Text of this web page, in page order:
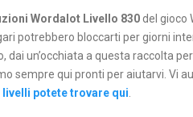
Wordalot Livello 830 del gioco
potrebbero bloccarti per giorni
dai un’occhiata a questa raccolta
sempre qui pronti per aiutarvi. Vi
potete trovare qui